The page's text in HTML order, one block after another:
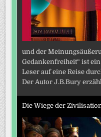
und der
Gedankenfreiheit“ ist
Leser auf eine Reise
Der Autor J.B.Bury
Die Wiege der